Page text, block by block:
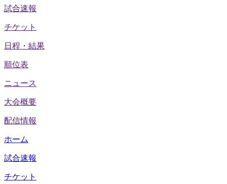
試合速報
チケット
日程・結果
順位表
ニュース
大会概要
配信情報
ホーム
試合速報
チケット